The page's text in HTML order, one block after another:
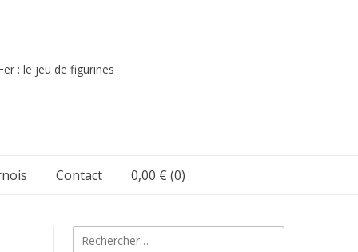
: le jeu de figurines
Contact 0,00 € (0)
Rechercher :